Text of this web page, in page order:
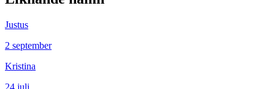
Justus
2 september
Kristina